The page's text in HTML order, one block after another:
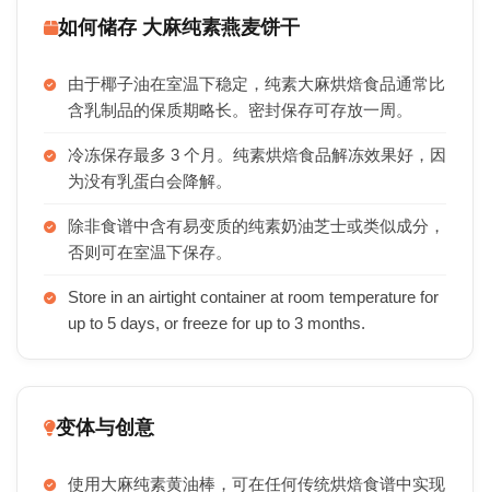
如何储存 大麻纯素燕麦饼干
由于椰子油在室温下稳定，纯素大麻烘焙食品通常比
含乳制品的保质期略长。密封保存可存放一周。
冷冻保存最多 3 个月。纯素烘焙食品解冻效果好，因
为没有乳蛋白会降解。
除非食谱中含有易变质的纯素奶油芝士或类似成分，
否则可在室温下保存。
Store in an airtight container at room temperature for
up to 5 days, or freeze for up to 3 months.
变体与创意
使用大麻纯素黄油棒，可在任何传统烘焙食谱中实现